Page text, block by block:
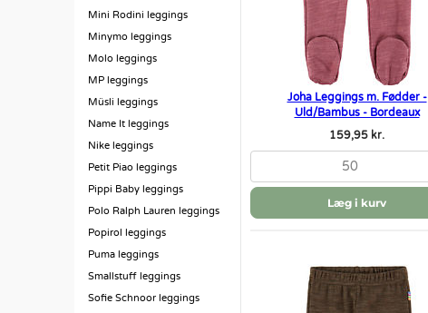
Mini Rodini leggings
Minymo leggings
Molo leggings
MP leggings
Müsli leggings
Name It leggings
Nike leggings
Petit Piao leggings
Pippi Baby leggings
Polo Ralph Lauren leggings
Popirol leggings
Puma leggings
Smallstuff leggings
Sofie Schnoor leggings
Joha Leggings m. Fødder -
Uld/Bambus - Bordeaux
159,95 kr.
50
Læg i kurv